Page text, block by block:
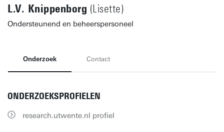
L.V. Knippenborg (Lisette)
Ondersteunend en beheerspersoneel
Onderzoek Contact
ONDERZOEKSPROFIELEN
research.utwente.nl profiel